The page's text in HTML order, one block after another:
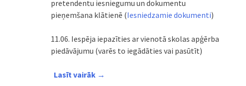
pretendentu iesniegumu un dokumentu
pieņemšana klātienē (Iesniedzamie dokumenti)
11.06. Iespēja iepazīties ar vienotā skolas apģērba
piedāvājumu (varēs to iegādāties vai pasūtīt)
Lasīt vairāk →